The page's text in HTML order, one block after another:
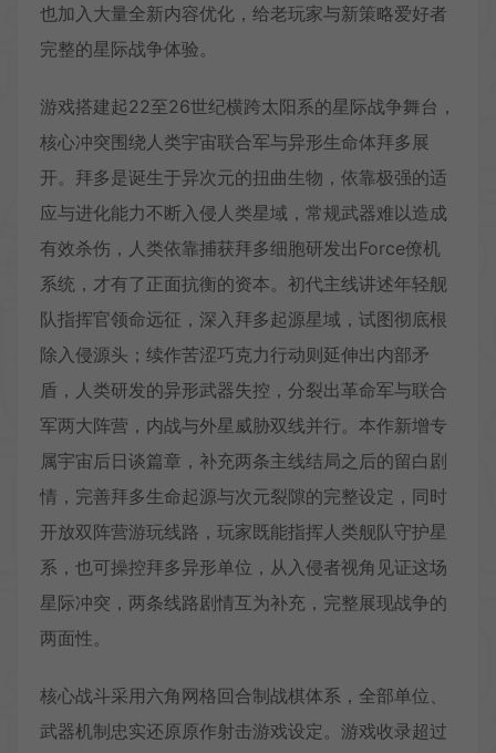
也加入大量全新内容优化，给老玩家与新策略爱好者
完整的星际战争体验。
游戏搭建起22至26世纪横跨太阳系的星际战争舞台，
核心冲突围绕人类宇宙联合军与异形生命体拜多展
开。拜多是诞生于异次元的扭曲生物，依靠极强的适
应与进化能力不断入侵人类星域，常规武器难以造成
有效杀伤，人类依靠捕获拜多细胞研发出Force僚机
系统，才有了正面抗衡的资本。初代主线讲述年轻舰
队指挥官领命远征，深入拜多起源星域，试图彻底根
除入侵源头；续作苦涩巧克力行动则延伸出内部矛
盾，人类研发的异形武器失控，分裂出革命军与联合
军两大阵营，内战与外星威胁双线并行。本作新增专
属宇宙后日谈篇章，补充两条主线结局之后的留白剧
情，完善拜多生命起源与次元裂隙的完整设定，同时
开放双阵营游玩线路，玩家既能指挥人类舰队守护星
系，也可操控拜多异形单位，从入侵者视角见证这场
星际冲突，两条线路剧情互为补充，完整展现战争的
两面性。
核心战斗采用六角网格回合制战棋体系，全部单位、
武器机制忠实还原原作射击游戏设定。游戏收录超过